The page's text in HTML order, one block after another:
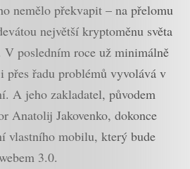
nemělo překvapit – na přelomu
největší kryptoměnu světa
V posledním roce už minimálně
přes řadu problémů vyvolává v
A jeho zakladatel, původem
Anatolij Jakovenko, dokonce
vlastního mobilu, který bude
3.0.